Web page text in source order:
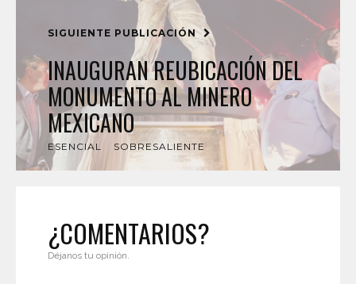
SIGUIENTE PUBLICACIÓN
INAUGURAN REUBICACIÓN DEL
MONUMENTO AL MINERO
MEXICANO
ESENCIAL SOBRESALIENTE
¿COMENTARIOS?
Déjanos tu opinión.